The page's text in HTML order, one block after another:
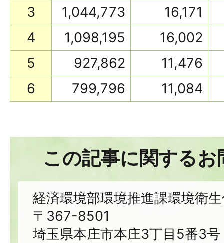
3
1,044,773
16,171
4
1,098,195
16,002
5
927,862
11,476
6
799,796 11,084
この記事に関する
経済環境部環境推進課環境衛
〒367-8501
埼玉県本庄市本庄3丁目5番3号